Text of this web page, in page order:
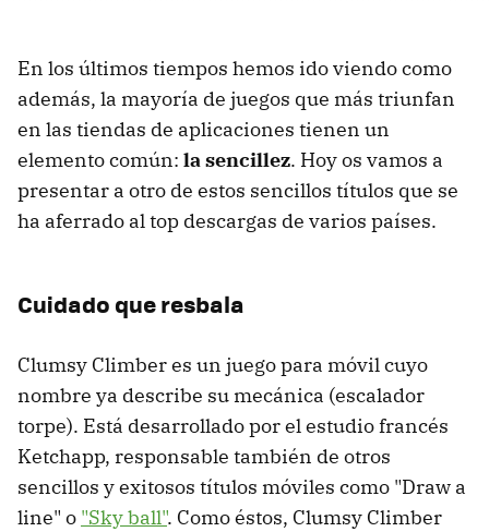
En los últimos tiempos hemos ido viendo como
además, la mayoría de juegos que más triunfan
en las tiendas de aplicaciones tienen un
elemento común: la sencillez. Hoy os vamos a
presentar a otro de estos sencillos títulos que se
ha aferrado al top descargas de varios países.
Cuidado que resbala
Clumsy Climber es un juego para móvil cuyo
nombre ya describe su mecánica (escalador
torpe). Está desarrollado por el estudio francés
Ketchapp, responsable también de otros
sencillos y exitosos títulos móviles como "Draw a
line" o "Sky ball". Como éstos, Clumsy Climber